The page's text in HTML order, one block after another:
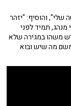
שלי", והוסיף: "יזהר
תמיד לפני
משהו במגירה שלא
מה שיש ובוא